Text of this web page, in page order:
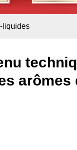
liquides
arômes